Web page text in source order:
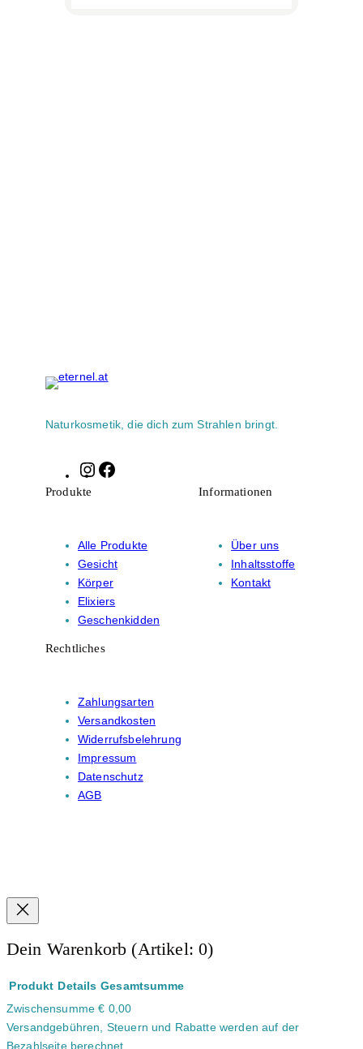
Naturkosmetik, die dich zum Strahlen bringt.
Instagram
Produkte
Alle Produkte
Gesicht
Körper
Elixiers
Geschenkidden
Informationen
Über uns
Inhaltsstoffe
Kontakt
Rechtliches
Zahlungsarten
Versandkosten
Widerrufsbelehrung
Impressum
Datenschutz
AGB
Dein Warenkorb (Artikel: 0)
Produkte
im
Produkt Details Gesamtsumme
Zwischensumme€ 0,00
Versandgebühren, Steuern und Rabatte werden auf der
Bezahlseite berechnet.